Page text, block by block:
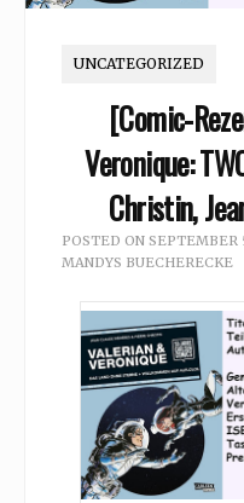
UNCATEGORIZED
[Comic-
Veronique:
Christin,
POSTED ON SEPTEMBER
MANDYS BUECHERECKE